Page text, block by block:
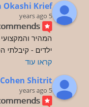
Okashi Krief
5 years ago
ילדים -
קראו עוד
Shitrit
5 years ago